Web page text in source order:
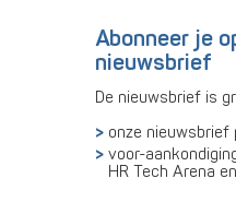
Abonneer je
nieuwsbrief
De nieuwsbrief is
onze nieuwsbrief
voor-
HR Tech Arena